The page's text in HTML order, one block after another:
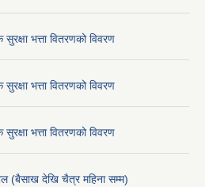
भत्ता वितरणको विवरण
भत्ता वितरणको विवरण
भत्ता वितरणको विवरण
(बैसाख देखि चैत्र महिना सम्म)